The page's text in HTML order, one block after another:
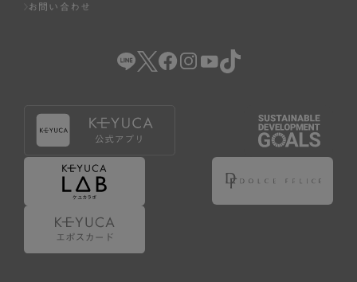
お問い合わせ